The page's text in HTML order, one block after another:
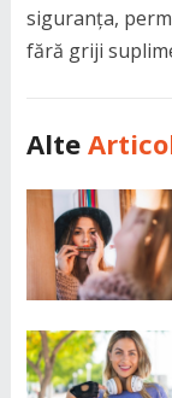
siguranța,
fără griji
Alte